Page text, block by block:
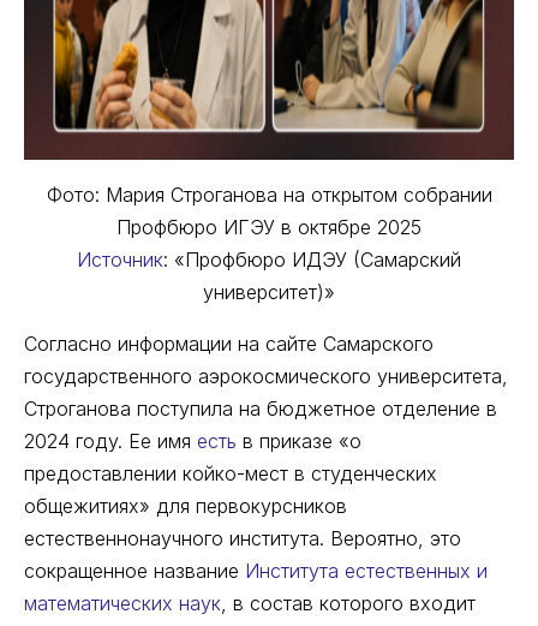
Фото: Мария Строганова на открытом собрании
Профбюро ИГЭУ в октябре 2025
Источник: «Профбюро ИДЭУ (Самарский
университет)»
Согласно информации на сайте Самарского
государственного аэрокосмического университета,
Строганова поступила на бюджетное отделение в
2024 году. Ее имя есть в приказе «о
предоставлении койко-мест в студенческих
общежитиях» для первокурсников
естественнонаучного института. Вероятно, это
сокращенное название Института естественных и
математических наук, в состав которого входит